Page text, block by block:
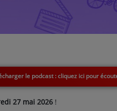
le podcast
27 mai 2026 !
Émilie